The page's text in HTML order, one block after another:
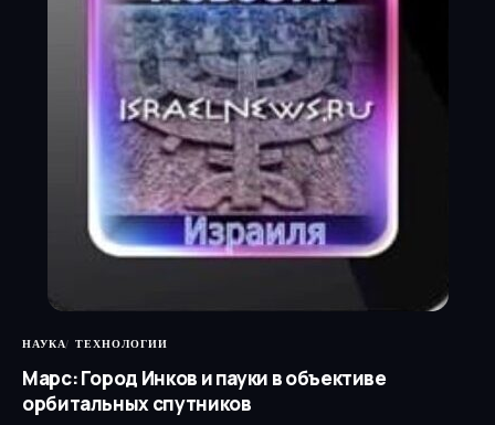
НАУКА ТЕХНОЛОГИИ
Марс: Город Инков и пауки в объективе
орбитальных спутников